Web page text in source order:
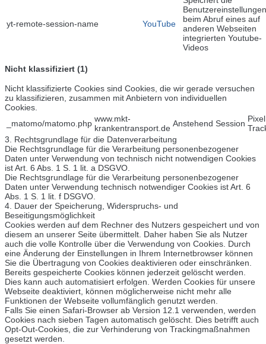
yt-remote-session-name YouTube
Benutzereinstellungen
beim Abruf eines auf
anderen Webseiten
integrierten Youtube-
Videos
Nicht klassifiziert (1)
Nicht klassifizierte Cookies sind Cookies, die wir gerade versuchen
zu klassifizieren, zusammen mit Anbietern von individuellen
Cookies.
_matomo/matomo.php www.mkt-
krankentransport.de Anstehend Session Pixel
3. Rechtsgrundlage für die Datenverarbeitung
Die Rechtsgrundlage für die Verarbeitung personenbezogener
Daten unter Verwendung von technisch nicht notwendigen Cookies
ist Art. 6 Abs. 1 S. 1 lit. a DSGVO.
Die Rechtsgrundlage für die Verarbeitung personenbezogener
Daten unter Verwendung technisch notwendiger Cookies ist Art. 6
Abs. 1 S. 1 lit. f DSGVO.
4. Dauer der Speicherung, Widerspruchs- und
Beseitigungsmöglichkeit
Cookies werden auf dem Rechner des Nutzers gespeichert und von
diesem an unserer Seite übermittelt. Daher haben Sie als Nutzer
auch die volle Kontrolle über die Verwendung von Cookies. Durch
eine Änderung der Einstellungen in Ihrem Internetbrowser können
Sie die Übertragung von Cookies deaktivieren oder einschränken.
Bereits gespeicherte Cookies können jederzeit gelöscht werden.
Dies kann auch automatisiert erfolgen. Werden Cookies für unsere
Webseite deaktiviert, können möglicherweise nicht mehr alle
Funktionen der Webseite vollumfänglich genutzt werden.
Falls Sie einen Safari-Browser ab Version 12.1 verwenden, werden
Cookies nach sieben Tagen automatisch gelöscht. Dies betrifft auch
Opt-Out-Cookies, die zur Verhinderung von Trackingmaßnahmen
gesetzt werden.